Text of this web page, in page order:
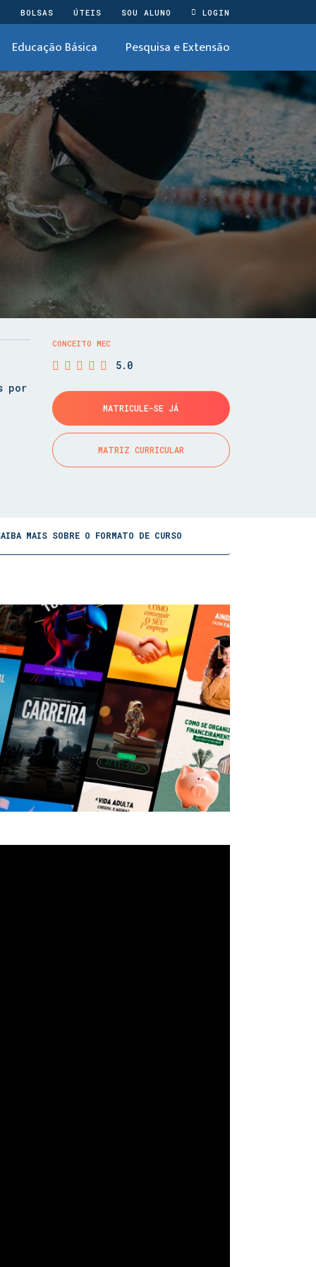
BOLSAS ÚTEIS SOU ALUNO LOGIN
Educação Básica Pesquisa e Extensão
por
CONCEITO MEC
5.0
MATRICULE-SE JÁ
MATRIZ CURRICULAR
MAIS SOBRE O FORMATO DE CURSO